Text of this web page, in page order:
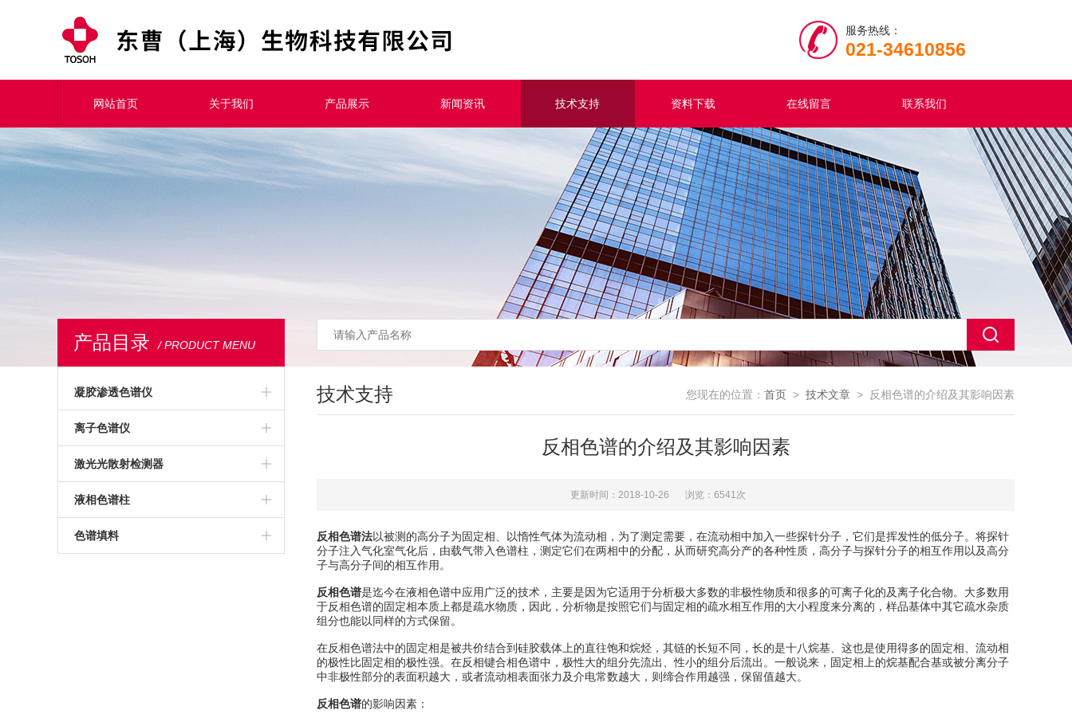
服务热线：
021-34610856
网站首页 关于我们 产品展示 新闻资讯 技术支持 资料下载 在线留言 联系我们
产品目录 / PRODUCT MENU
凝胶渗透色谱仪
高温凝胶渗透色谱仪
常温凝胶渗透色谱仪
聚苯乙烯标准品
离子色谱仪
激光光散射检测器
液相色谱柱
亲和色谱柱
色谱填料
技术支持 您现在的位置： 首页 > 技术文章 > 反相色谱的介绍及其影响因素
反相色谱的介绍及其影响因素
更新时间：2018-10-26 浏览：6541次
反相色谱法以被测的高分子为固定相、以惰性气体为流动相，为了测定需要，在流动相中加入一些探针分子，它们是挥发性的低分子。将探针
分子注入气化室气化后，由载气带入色谱柱，测定它们在两相中的分配，从而研究高分产的各种性质，高分子与探针分子的相互作用以及高分
子与高分子间的相互作用。
反相色谱是迄今在液相色谱中应用广泛的技术，主要是因为它适用于分析极大多数的非极性物质和很多的可离子化的及离子化合物。大多数用
于反相色谱的固定相本质上都是疏水物质，因此，分析物是按照它们与固定相的疏水相互作用的大小程度来分离的，样品基体中其它疏水杂质
组分也能以同样的方式保留。
在反相色谱法中的固定相是被共价结合到硅胶载体上的直往饱和烷烃，其链的长短不同，长的是十八烷基、这也是使用得多的固定相、流动相
的极性比固定相的极性强。在反相键合相色谱中，极性大的组分先流出、性小的组分后流出。一般说来，固定相上的烷基配合基或被分离分子
中非极性部分的表面积越大，或者流动相表面张力及介电常数越大，则缔合作用越强，保留值越大。
反相色谱的影响因素：